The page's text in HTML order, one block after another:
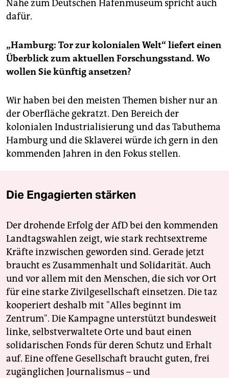
Nähe zum Deutschen Hafenmuseum spricht auch
dafür.
„Hamburg: Tor zur kolonialen Welt“ liefert einen
Überblick zum aktuellen Forschungsstand. Wo
wollen Sie künftig ansetzen?
Wir haben bei den meisten Themen bisher nur an
der Oberfläche gekratzt. Den Bereich der
kolonialen Industrialisierung und das Tabuthema
Hamburg und die Sklaverei würde ich gern in den
kommenden Jahren in den Fokus stellen.
Die Engagierten stärken
Der drohende Erfolg der AfD bei den kommenden
Landtagswahlen zeigt, wie stark rechtsextreme
Kräfte inzwischen geworden sind. Gerade jetzt
braucht es Zusammenhalt und Solidarität. Auch
und vor allem mit den Menschen, die sich vor Ort
für eine starke Zivilgesellschaft einsetzen. Die taz
kooperiert deshalb mit "Alles beginnt im
Zentrum". Die Kampagne unterstützt bundesweit
linke, selbstverwaltete Orte und baut einen
solidarischen Fonds für deren Schutz und Erhalt
auf. Eine offene Gesellschaft braucht guten, frei
zugänglichen Journalismus – und